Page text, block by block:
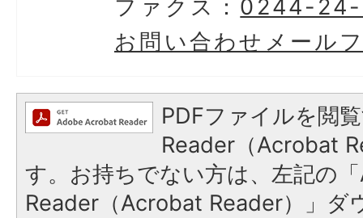
ファクス： 0244-
お問い合わせメール
PDFファイルを閲
Reader（Acrobat
す。お持ちでない方は、左記の
Reader（Acrobat Reader）」ダ